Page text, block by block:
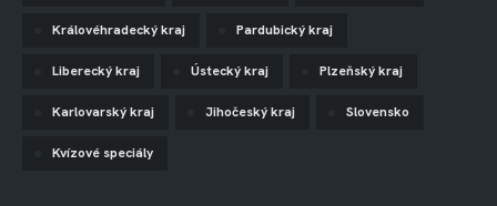
Královéhradecký kraj Pardubický kraj
Liberecký kraj Ústecký kraj Plzeňský kraj
Karlovarský kraj Jihočeský kraj Slovensko
Kvízové speciály